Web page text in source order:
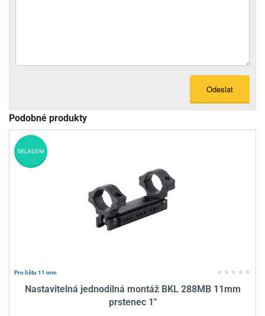
Odeslat
Podobné produkty
Pro lištu 11 mm
Nastavitelná jednodílná montáž BKL 288MB 11mm
prstenec 1"
SKLADEM